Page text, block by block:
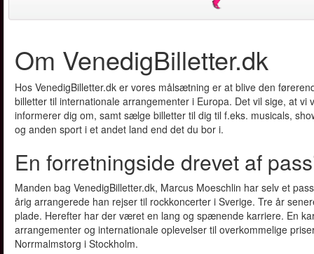
Om VenedigBilletter.dk
Hos VenedigBilletter.dk er vores målsætning er at blive den
billetter til internationale arrangementer i Europa. Det vil sige, at vi
informerer dig om, samt sælge billetter til dig til f.eks. musicals,
og anden sport i et andet land end det du bor i.
En forretningside drevet af
Manden bag VenedigBilletter.dk, Marcus Moeschlin har selv et
årig arrangerede han rejser til rockkoncerter i Sverige. Tre år
plade. Herefter har der været en lang og spænende karriere. En
arrangementer og internationale oplevelser til overkommelige
Norrmalmstorg i Stockholm.